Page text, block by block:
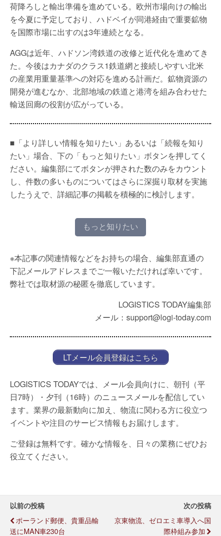
荷降ろしと輸出準備を進めている。欧州市場向けの輸出
を今夏に予定しており、ハドベイが同港経由で重要鉱物
を国際市場に出すのは3年連続となる。
AGGは近年、ハドソン湾鉄道の改修と近代化を進めてき
た。今後はカナダのクラス1鉄道網と接続しやすい北米
の産業用重量基準への対応を進める計画だ。鉱物資源の
開発が進むなか、北部地域の鉄道と港湾を組み合わせた
輸送回廊の役割が広がっている。
■「より詳しい情報を知りたい」あるいは「続報を知り
たい」場合、下の「もっと知りたい」ボタンを押してく
ださい。編集部にてボタンが押された数のみをカウント
し、件数の多いものについてはさらに深掘り取材を実施
したうえで、詳細記事の掲載を積極的に検討します。
もっと知りたい
※本記事の関連情報などをお持ちの場合、編集部直通の
下記メールアドレスまでご一報いただければ幸いです。
弊社では取材源の秘匿を徹底しています。
LOGISTICS TODAY編集部
メール：support@logi-today.com
LTメール会員登録はこちら
LOGISTICS TODAYでは、メール会員向けに、朝刊（平
日7時）・夕刊（16時）のニュースメールを配信してい
ます。業界の最新動向に加え、物流に関わる方に役立つ
イベントや注目のサービス情報もお届けします。
ご登録は無料です。確かな情報を、日々の業務にぜひお
役立てください。
以前の投稿
ポーランド郵便、貴重品輸
送にMAN車230台
次の投稿
京東物流、ゼロエミ車導入へ国
際枠組み参加